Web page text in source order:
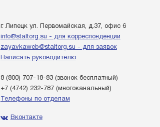
г. Липецк ул. Первомайская, д.37, офис 6
info@staltorg.su - для корреспонденции
zayavkaweb@staltorg.su - для заявок
Написать руководителю
8 (800) 707-18-83(звонок бесплатный)
+7 (4742) 232-787(многоканальный)
Телефоны по отделам
Вконтакте